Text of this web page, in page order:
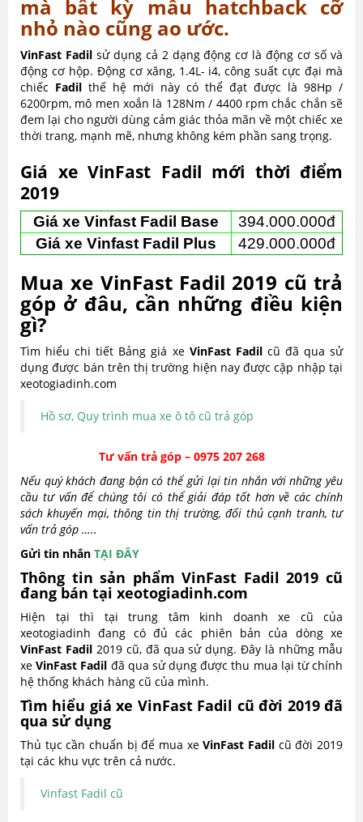
mà bất kỳ mẫu hatchback cỡ
nhỏ nào cũng ao ước.
VinFast Fadilsử dụng cả 2 dạng động cơ là động cơ số và
động cơ hộp. Động cơ xăng, 1.4L- i4, công suất cực đại mà
chiếc Fadil thế hệ mới này có thể đạt được là 98Hp /
6200rpm, mô men xoắn là 128Nm / 4400 rpm chắc chắn sẽ
đem lại cho người dùng cảm giác thỏa mãn về một chiếc xe
thời trang, mạnh mẽ, nhưng không kém phần sang trọng.
Giá xe VinFast Fadil mới thời điểm
2019
Giá xe Vinfast Fadil Base
394.000.000đ
Giá xe Vinfast Fadil Plus
429.000.000đ
Mua xe VinFast Fadil 2019 cũ trả
góp ở đâu, cần những điều kiện
gì?
Tìm hiểu chi tiết Bảng giá xe VinFast Fadil cũ đã qua sử
dụng được bán trên thị trường hiện nay được cập nhập tại
xeotogiadinh.com
Hồ sơ, Quy trình mua xe ô tô cũ trả góp
Tư vấn trả góp – 0975 207 268
Nếu quý khách đang bận có thể gửi lại tin nhắn với những yêu
cầu tư vấn để chúng tôi có thể giải đáp tốt hơn về các chính
sách khuyến mại, thông tin thị trường, đối thủ cạnh tranh, tư
vấn trả góp …..
Gửi tin nhắn TẠI ĐÂY
Thông tin sản phẩm VinFast Fadil 2019 cũ
đang bán tại xeotogiadinh.com
Hiện tại thì tại trung tâm kinh doanh xe cũ của
xeotogiadinh đang có đủ các phiên bản của dòng xe
VinFast Fadil 2019 cũ, đã qua sử dụng. Đây là những mẫu
xeVinFast Fadil đã qua sử dụng được thu mua lại từ chính
hệ thống khách hàng cũ của mình.
Tìm hiểu giá xe VinFast Fadil cũ đời 2019 đã
qua sử dụng
Thủ tục cần chuẩn bị để mua xeVinFast Fadil cũ đời 2019
tại các khu vực trên cả nước.
Vinfast Fadil cũ